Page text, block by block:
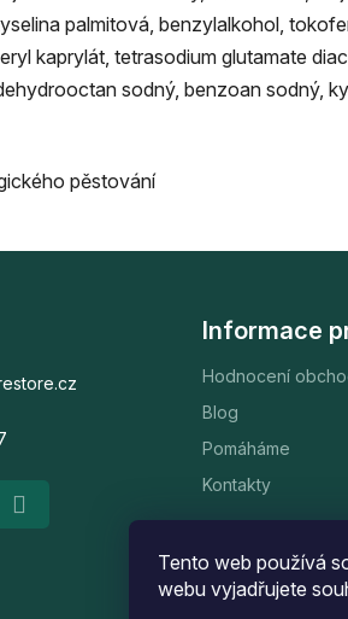
Tento web používá
webu vyjadřujete
palmitová, benzylalkohol,
kaprylát, tetrasodium glutamate
sodný, benzoan sodný,
pěstování
Informace
Hodnocení
Blog
Pomáháme
Kontakty